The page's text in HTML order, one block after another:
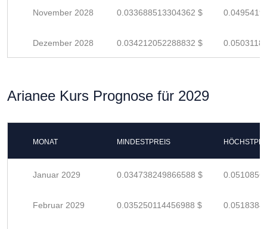
November 2028 0.033688513304362 $
Dezember 2028 0.034212052288832 $
Arianee Kurs Prognose für 2029
MONAT MINDESTPREIS
Januar 2029 0.034738249866588 $
Februar 2029 0.035250114456988 $